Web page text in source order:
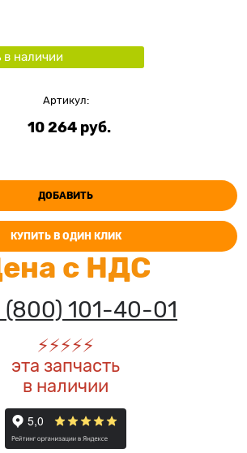
в наличии
Артикул:
10 264 руб.
ДОБАВИТЬ
КУПИТЬ В ОДИН КЛИК
с НДС
(800) 101-40-01
⚡️⚡️⚡️⚡️⚡️
эта запчасть
в наличии